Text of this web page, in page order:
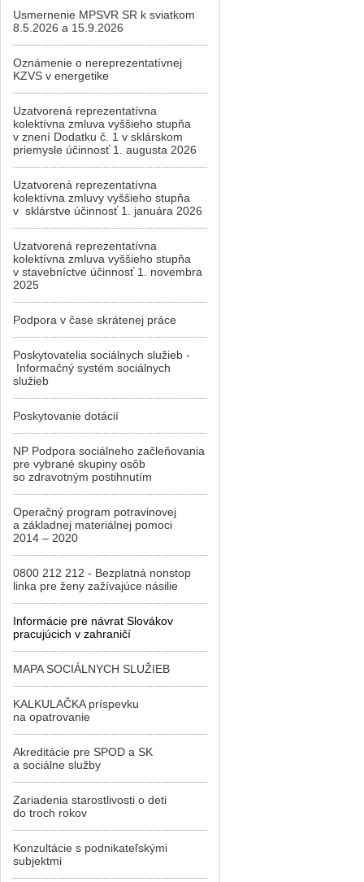
Usmernenie MPSVR SR k sviatkom
8.5.2026 a 15.9.2026
Oznámenie o nereprezentatívnej
KZVS v energetike
Uzatvorená reprezentatívna
kolektívna zmluva vyššieho stupňa
v znení Dodatku č. 1 v sklárskom
priemysle účinnosť 1. augusta 2026
Uzatvorená reprezentatívna
kolektívna zmluvy vyššieho stupňa
v sklárstve účinnosť 1. januára 2026
Uzatvorená reprezentatívna
kolektívna zmluva vyššieho stupňa
v stavebníctve účinnosť 1. novembra
2025
Podpora v čase skrátenej práce
Poskytovatelia sociálnych služieb -
Informačný systém sociálnych
služieb
Poskytovanie dotácií
NP Podpora sociálneho začleňovania
pre vybrané skupiny osôb
so zdravotným postihnutím
Operačný program potravinovej
a základnej materiálnej pomoci
2014 – 2020
0800 212 212 - Bezplatná nonstop
linka pre ženy zažívajúce násilie
Informácie pre návrat Slovákov
pracujúcich v zahraničí
MAPA SOCIÁLNYCH SLUŽIEB
KALKULAČKA príspevku
na opatrovanie
Akreditácie pre SPOD a SK
a sociálne služby
Zariadenia starostlivosti o deti
do troch rokov
Konzultácie s podnikateľskými
subjektmi